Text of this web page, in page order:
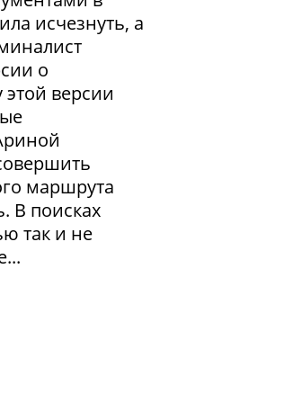
исчезнуть, а
о
версии
маршрута
В поисках
так и не